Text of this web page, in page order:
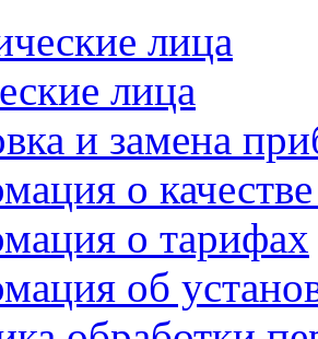
лица
лица
и замена
о
о тарифах
об